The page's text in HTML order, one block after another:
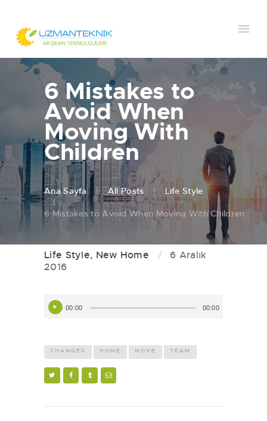
6 Mistakes to
Avoid When
Moving With
Children
Ana Sayfa All Posts Life Style
6 Mistakes to Avoid When Moving With Children
Life Style, New Home
6 Aralık
2016
Ses
oynatıcı
00:00 00:00
CHANGES HOME MOVE TEAM